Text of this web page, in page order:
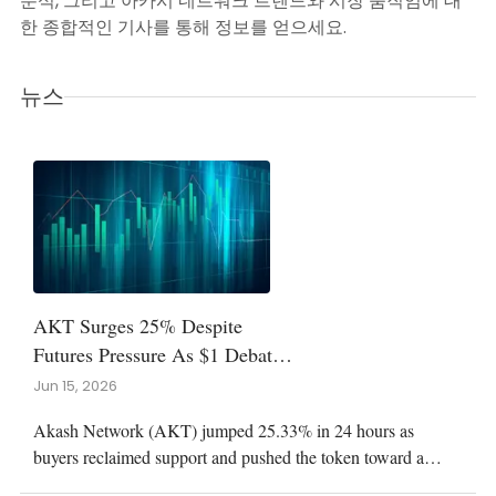
한 종합적인 기사를 통해 정보를 얻으세요.
뉴스
AKT Surges 25% Despite
Futures Pressure As $1 Debate
Revives
Jun 15, 2026
Akash Network (AKT) jumped 25.33% in 24 hours as
buyers reclaimed support and pushed the token toward a